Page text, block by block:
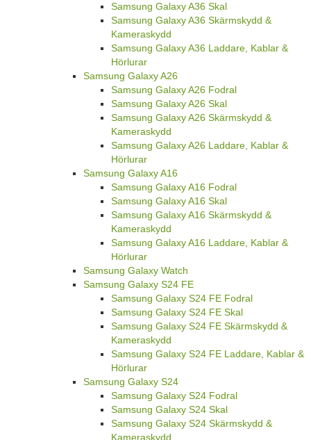
Samsung Galaxy A36 Skal
Samsung Galaxy A36 Skärmskydd &
Kameraskydd
Samsung Galaxy A36 Laddare, Kablar &
Hörlurar
Samsung Galaxy A26
Samsung Galaxy A26 Fodral
Samsung Galaxy A26 Skal
Samsung Galaxy A26 Skärmskydd &
Kameraskydd
Samsung Galaxy A26 Laddare, Kablar &
Hörlurar
Samsung Galaxy A16
Samsung Galaxy A16 Fodral
Samsung Galaxy A16 Skal
Samsung Galaxy A16 Skärmskydd &
Kameraskydd
Samsung Galaxy A16 Laddare, Kablar &
Hörlurar
Samsung Galaxy Watch
Samsung Galaxy S24 FE
Samsung Galaxy S24 FE Fodral
Samsung Galaxy S24 FE Skal
Samsung Galaxy S24 FE Skärmskydd &
Kameraskydd
Samsung Galaxy S24 FE Laddare, Kablar &
Hörlurar
Samsung Galaxy S24
Samsung Galaxy S24 Fodral
Samsung Galaxy S24 Skal
Samsung Galaxy S24 Skärmskydd &
Kameraskydd